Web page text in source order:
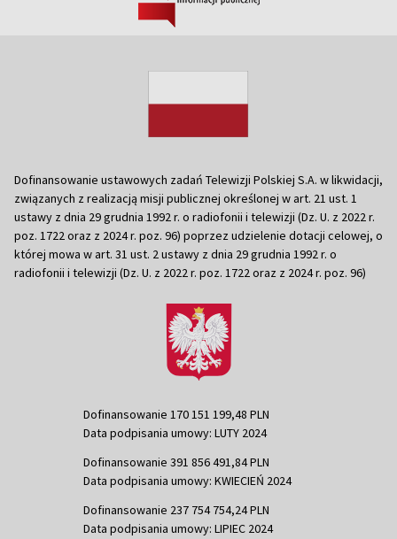
Dofinansowanie ustawowych zadań Telewizji Polskiej S.A. w likwidacji,
związanych z realizacją misji publicznej określonej w art. 21 ust. 1
ustawy z dnia 29 grudnia 1992 r. o radiofonii i telewizji (Dz. U. z 2022 r.
poz. 1722 oraz z 2024 r. poz. 96) poprzez udzielenie dotacji celowej, o
której mowa w art. 31 ust. 2 ustawy z dnia 29 grudnia 1992 r. o
radiofonii i telewizji (Dz. U. z 2022 r. poz. 1722 oraz z 2024 r. poz. 96)
Dofinansowanie 170 151 199,48 PLN
Data podpisania umowy: LUTY 2024
Dofinansowanie 391 856 491,84 PLN
Data podpisania umowy: KWIECIEŃ 2024
Dofinansowanie 237 754 754,24 PLN
Data podpisania umowy: LIPIEC 2024